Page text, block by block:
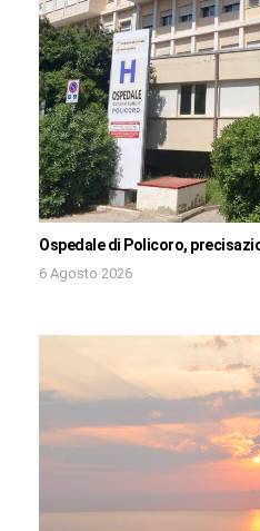
Ospedale di Policoro,
6 Agosto 2026